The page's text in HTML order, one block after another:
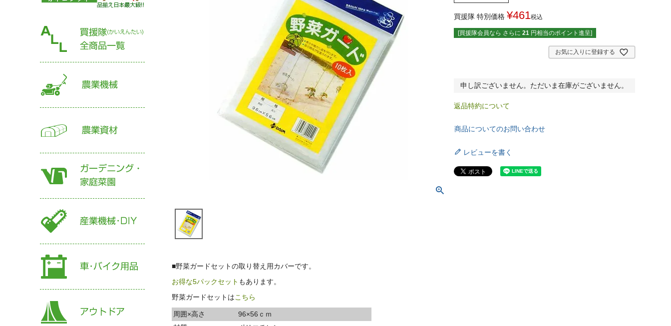
買援隊 特別価格 ¥461税込
[買援隊会員なら さらに 21 円相当のポイント進呈]
お気に入りに登録する
申し訳ございません。ただいま在庫がございません。
返品特約について
商品についてのお問い合わせ
レビューを書く
■野菜ガードセットの取り替え用カバーです。
お得な5パックセット もあります。
野菜ガードセットはこちら
周囲×高さ
96×56ｃｍ